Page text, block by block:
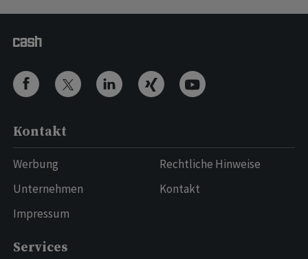
Kontakt
Werbung
Unternehmen
Impressum
Rechtliche Hinweise
Kontakt
Services